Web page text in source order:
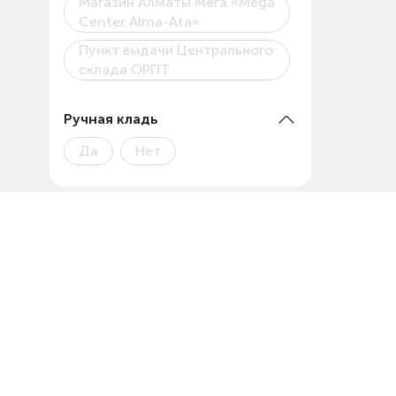
Center Alma-Ata»
Пункт выдачи Центрального
склада ОРПТ
Ручная кладь
Да
Нет